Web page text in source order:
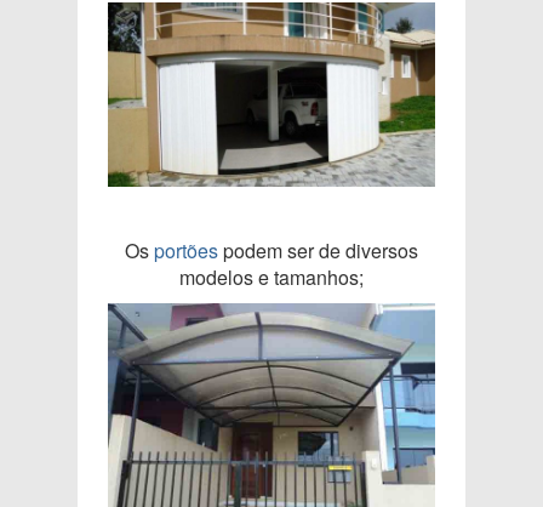
Osportõespodem ser de diversos
modelos e tamanhos;